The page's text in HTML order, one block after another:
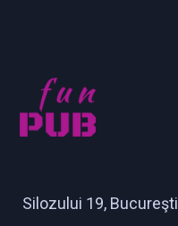
Silozului 19, Bucureşti